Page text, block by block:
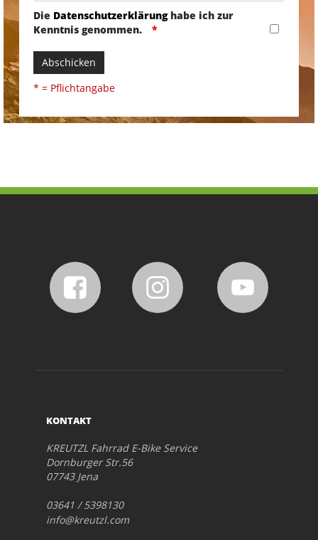
Die Datenschutzerklärunghabe ich zur
Kenntnis genommen.
Abschicken
* = Pflichtangabe
KONTAKT
KREUTZL Fahrrad E-Bike Service
Dornburger Str.56
07743 Jena
03641 / 5398130
info@kreutzl.com